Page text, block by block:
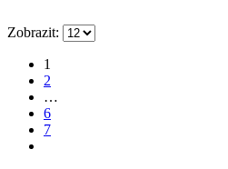
Zobrazit:
1
2
…
6
7